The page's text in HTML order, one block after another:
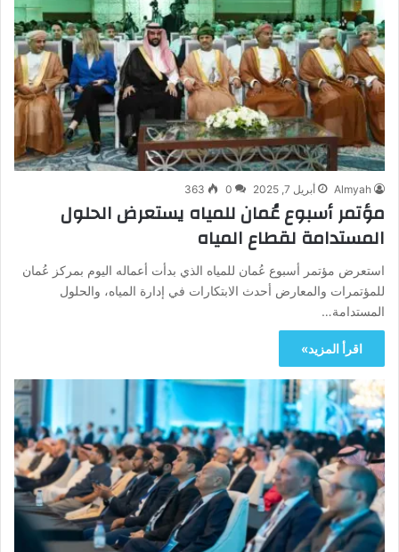
Almyah أبريل 7, 2025 0
363
مؤتمر أسبوع عُمان للمياه يستعرض الحلول
المستدامة لقطاع المياه
استعرض مؤتمر أسبوع عُمان للمياه الذي بدأت أعماله اليوم بمركز عُمان
للمؤتمرات والمعارض أحدث الابتكارات في إدارة المياه، والحلول
المستدامة…
اقرأ المزيد»